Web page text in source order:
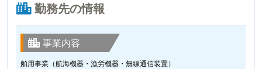
勤務先の情報
事業内容
舶用事業（航海機器・漁労機器・無線通信装置）